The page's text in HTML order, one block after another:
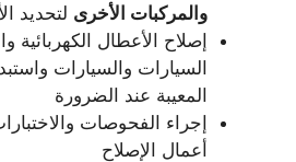
والمركبات الأخرى لتحديد
إصلاح الأعطال الكهربائية
السيارات والسيارات
المعيبة عند الضرورة
إجراء الفحوصات
أعمال الإصلاح